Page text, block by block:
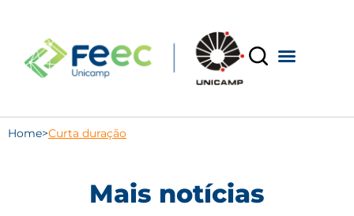
Home>Curta duração
Mais notícias